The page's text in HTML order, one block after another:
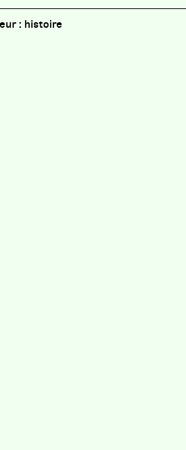
histoire